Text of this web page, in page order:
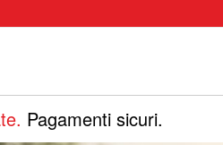
Pagamenti sicuri.